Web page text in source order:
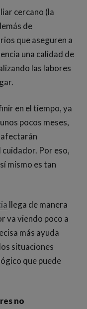
cercano (la
de
que aseguren a
una calidad de
las labores
en el tiempo, ya
pocos meses,
Por eso,
mismo es tan
llega de manera
va viendo poco a
más ayuda
situaciones
que puede
no